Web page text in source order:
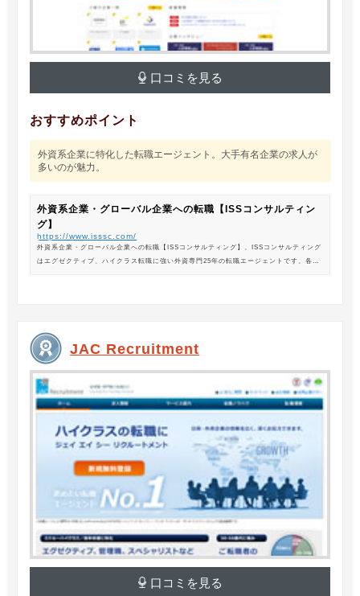
口コミを見る
おすすめポイント
外資系企業に特化した転職エージェント。大手有名企業の求人が
多いのが魅力。
外資系企業・グローバル企業への転職【ISSコンサルティン
グ】
https://www.isssc.com/
外資系企業・グローバル企業への転職【ISSコンサルティング】。ISSコンサルティング
はエグゼクティブ、ハイクラス転職に強い外資専門25年の転職エージェントです。各業
JAC Recruitment
口コミを見る